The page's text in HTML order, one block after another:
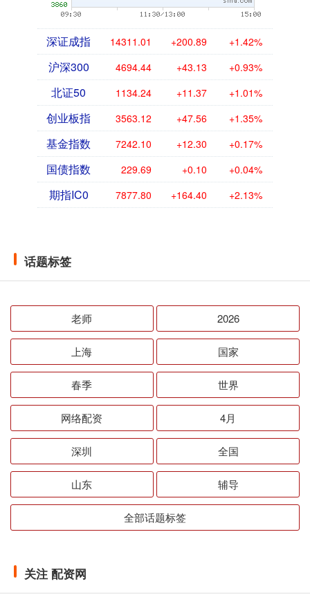
深证成指 14311.01 +200.89 +1.42%
沪深300 4694.44 +43.13 +0.93%
北证50 1134.24 +11.37 +1.01%
创业板指 3563.12 +47.56 +1.35%
基金指数 7242.10 +12.30 +0.17%
国债指数 229.69 +0.10 +0.04%
期指IC0 7877.80 +164.40 +2.13%
话题标签
老师 2026
上海 国家
春季 世界
网络配资 4月
深圳 全国
山东 辅导
全部话题标签
关注 配资网